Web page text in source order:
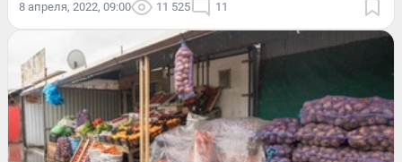
8 апреля, 2022, 09:00 11 525 11